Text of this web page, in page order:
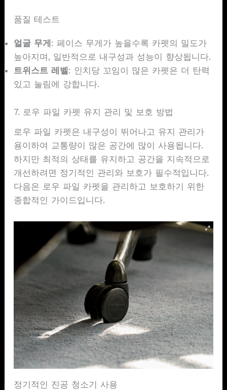
품질 테스트
얼굴 무게 : 페이스 무게가 높을수록 카펫의 밀도가
높아지며, 일반적으로 내구성과 성능이 향상됩니다.
트위스트 레벨 : 인치당 꼬임이 많은 카펫은 더 탄력
있고 눌림에 강합니다.
7. 로우 파일 카펫 유지 관리 및 보호 방법
로우 파일 카펫은 내구성이 뛰어나고 유지 관리가
용이하여 교통량이 많은 공간에 많이 사용됩니다.
하지만 최적의 상태를 유지하고 공간을 지속적으로
개선하려면 정기적인 관리와 보호가 필수적입니다.
다음은 로우 파일 카펫을 관리하고 보호하기 위한
종합적인 가이드입니다.
정기적인 진공 청소기 사용